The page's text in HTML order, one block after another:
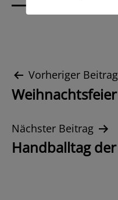
Beitrags-
Navigation
Vorheriger Beitrag
Nächster Beitrag
Handballtag